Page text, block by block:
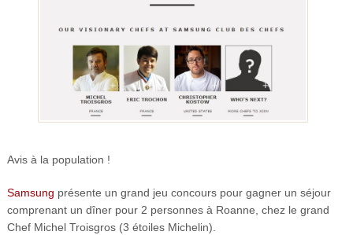
Avis à la population !
Samsung présente un grand jeu concours pour gagner un séjour
comprenant un dîner pour 2 personnes à Roanne, chez le grand
Chef Michel Troisgros (3 étoiles Michelin).